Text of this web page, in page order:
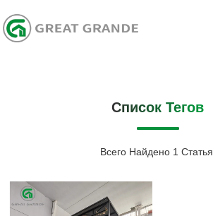
Список Тегов
Всего Найдено 1 Статья.